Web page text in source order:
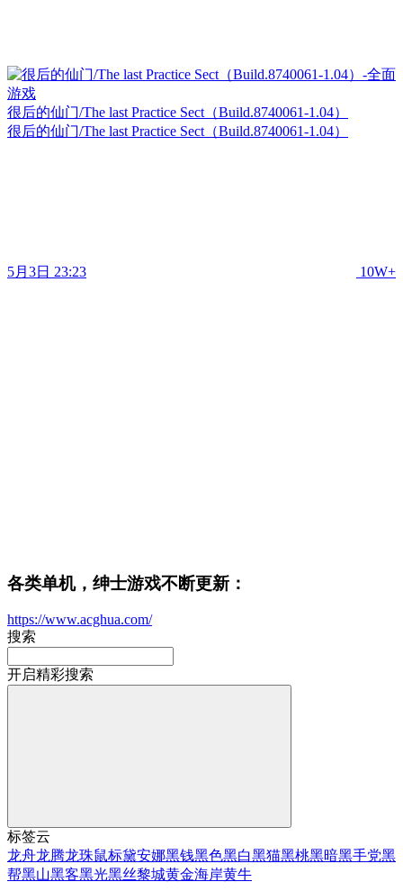
很后的仙门/The last Practice Sect（Build.8740061-1.04）
很后的仙门/The last Practice Sect（Build.8740061-1.04）
5月3日 23:23 10W+
各类单机，绅士游戏不断更新：
https://www.acghua.com/
搜索
开启精彩搜索
标签云
龙舟龙腾龙珠鼠标黛安娜黑钱黑色黑白黑猫黑桃黑暗黑手党黑
帮黑山黑客黑光黑丝黎城黄金海岸黄牛